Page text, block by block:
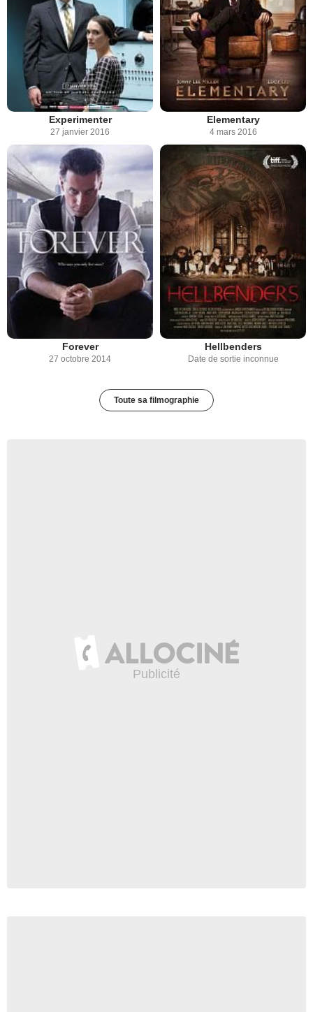
Experimenter
27 janvier 2016
Elementary
4 mars 2016
Forever
27 octobre 2014
Hellbenders
Date de sortie inconnue
Toute sa filmographie